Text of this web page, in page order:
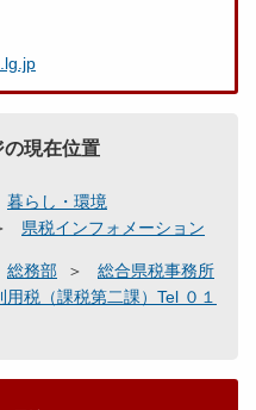
の現在位置
暮らし・環境
県税インフォメーション
総務部
総合県税事務所
税（課税第二課）Tel ０１